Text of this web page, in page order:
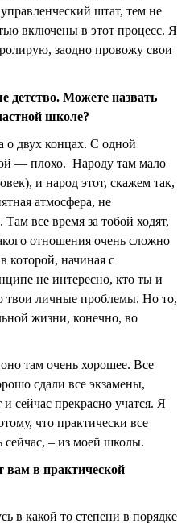
штат, тем не
включены в этот процесс. Я
заодно провожу свои
детство. Можете назвать
школе?
о двух концах. С одной
— плохо. Народу там мало
и народ этот, скажем так,
атмосфера, не
все время за тобой ходят,
отношения очень сложно
которой, начиная с
не интересно, кто ты и
личные проблемы. Но то,
жизни, конечно, во
там очень хорошее. Все
сдали все экзамены,
сейчас прекрасно учатся. Я
что практически все
– из моей школы.
в практической
в какой то степени в порядке